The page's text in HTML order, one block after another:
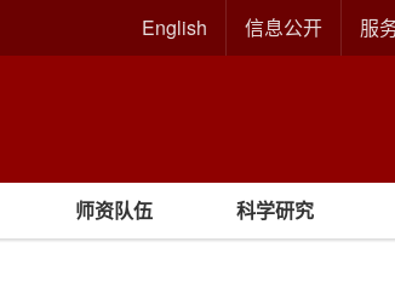
English 信息公开 服
师资队伍 科学研究